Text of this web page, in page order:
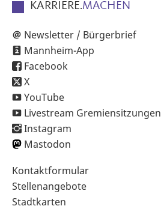
KARRIERE.MACHEN
Newsletter / Bürgerbrief
Mannheim-App
Facebook
X
YouTube
Livestream Gremiensitzungen
Instagram
Mastodon
Sekundärnavigation
im
Fußbereich
Kontaktformular
Stellenangebote
Stadtkarten